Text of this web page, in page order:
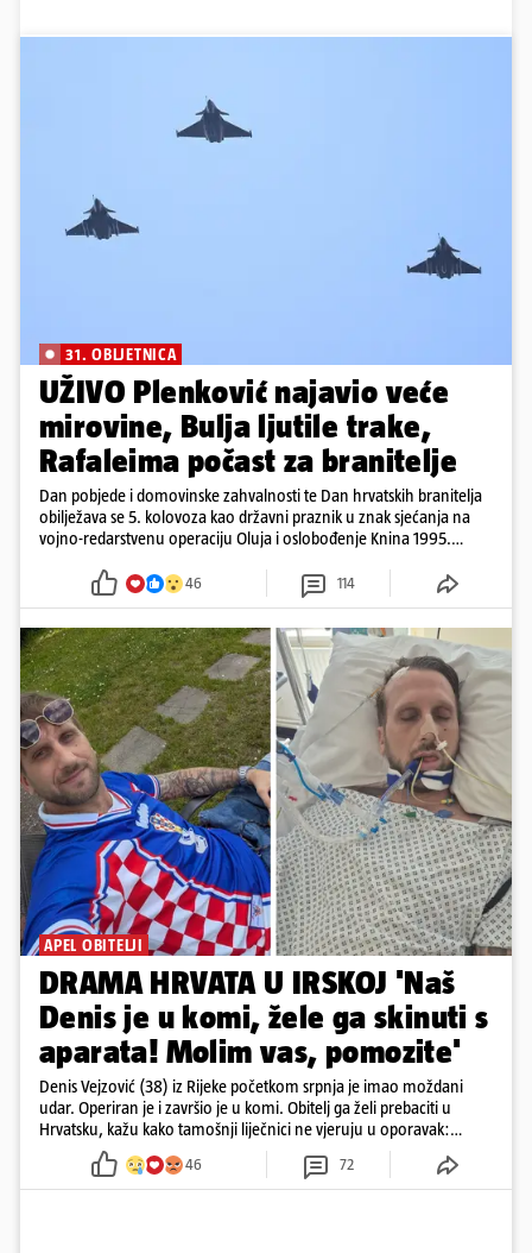
31. OBLJETNICA
UŽIVO Plenković najavio veće
mirovine, Bulja ljutile trake,
Rafaleima počast za branitelje
Dan pobjede i domovinske zahvalnosti te Dan hrvatskih branitelja
obilježava se 5. kolovoza kao državni praznik u znak sjećanja na
vojno-redarstvenu operaciju Oluja i oslobođenje Knina 1995.
46 114
APEL OBITELJI
DRAMA HRVATA U IRSKOJ 'Naš
Denis je u komi, žele ga skinuti s
aparata! Molim vas, pomozite'
Denis Vejzović (38) iz Rijeke početkom srpnja je imao moždani
udar. Operiran je i završio je u komi. Obitelj ga želi prebaciti u
Hrvatsku, kažu kako tamošnji liječnici ne vjeruju u oporavak:
'Imamo 72 sata'
46 72